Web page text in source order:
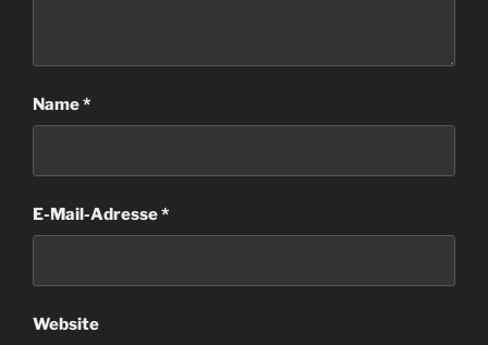
Name*
E-Mail-Adresse*
Website